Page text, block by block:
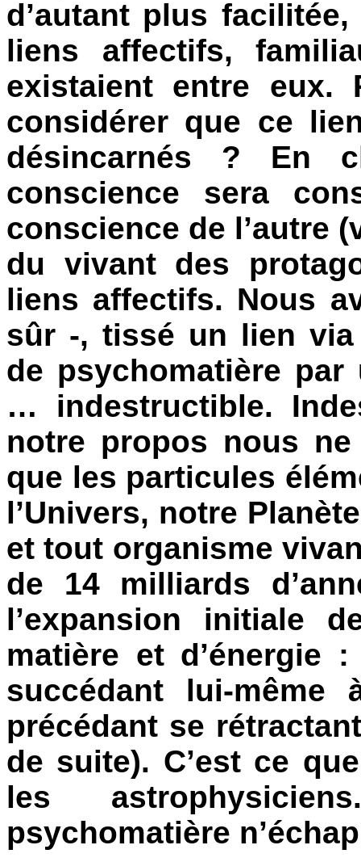
d’autant plus
liens affectifs,
existaient entre eux.
considérer que ce
désincarnés ? En
conscience sera
conscience de l’autre
du vivant des
liens affectifs. Nous
sûr -, tissé un lien via
de psychomatière
… indestructible.
notre propos nous
que les particules
l’Univers, notre
et tout organisme
de 14 milliards
l’expansion initiale
matière et d’énergie
succédant lui-
précédant se
de suite). C’est ce
les
psychomatière